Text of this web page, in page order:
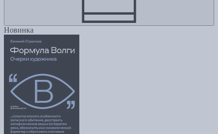
Новинка